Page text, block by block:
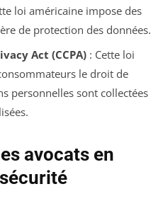
loi américaine impose des
de protection des données.
Act (CCPA): Cette loi
le droit de
personnelles sont collectées
avocats en